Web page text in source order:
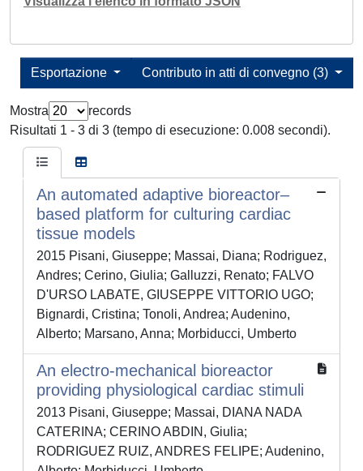
Contributo in atti di convegno (3)
Esportazione
Mostra
records
Risultati 1 - 3 di 3 (tempo di esecuzione: 0.008 secondi).
An automated adaptive bioreactor–
based platform for culturing cardiac
tissue models
2015 Pisani, Giuseppe; Massai, Diana; Rodriguez,
Andres; Cerino, Giulia; Galluzzi, Renato; FALVO
D'URSO LABATE, GIUSEPPE VITTORIO UGO;
Bignardi, Cristina; Tonoli, Andrea; Audenino,
Alberto; Marsano, Anna; Morbiducci, Umberto
An electro-mechanical bioreactor
providing physiological cardiac stimuli
2013 Pisani, Giuseppe; Massai, DIANA NADA
CATERINA; CERINO ABDIN, Giulia;
RODRIGUEZ RUIZ, ANDRES FELIPE; Audenino,